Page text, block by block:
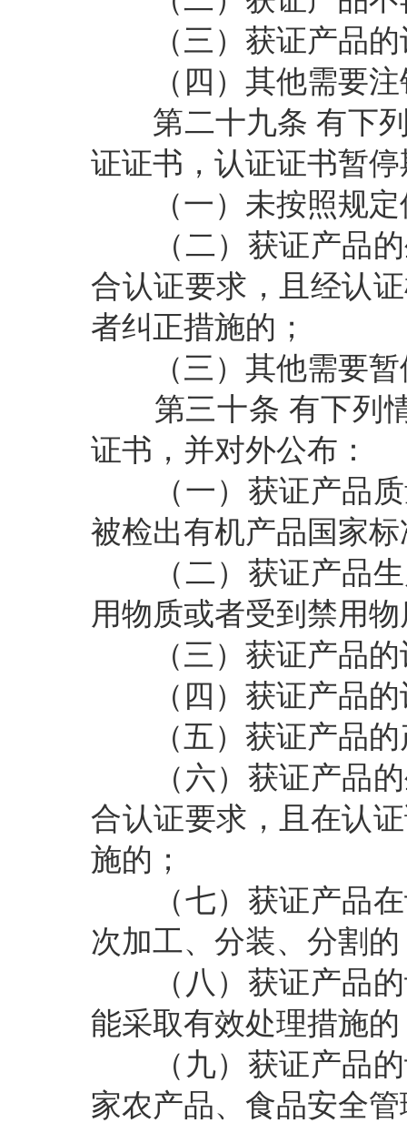
（三）获证产品的
（四）其他需要注
第二十九条 有下
证证书，认证证书暂
（一）未按照规定
（二）获证产品的
合认证要求，且经认
者纠正措施的；
（三）其他需要暂
第三十条 有下列
证书，并对外公布：
（一）获证产品质
被检出有机产品国家
（二）获证产品生
用物质或者受到禁用
（三）获证产品的
（四）获证产品的
（五）获证产品的
（六）获证产品的
合认证要求，且在认
施的；
（七）获证产品在
次加工、分装、分割的
（八）获证产品的
能采取有效处理措施的
（九）获证产品的
家农产品、食品安全